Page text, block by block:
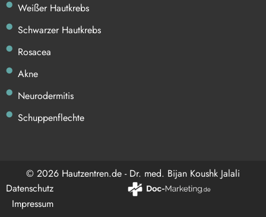
Weißer Hautkrebs
Schwarzer Hautkrebs
Rosacea
Akne
Neurodermitis
Schuppenflechte
© 2026 Hautzentren.de - Dr. med. Bijan Koushk Jalali
Datenschutz
Impressum